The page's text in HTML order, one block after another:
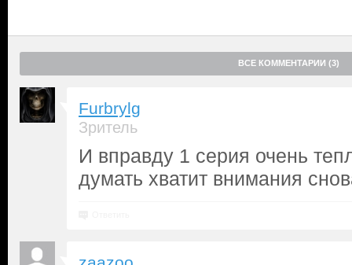
ВСЕ КОММЕНТАРИИ (3)
Furbrylg
Зритель
И вправду 1 серия очень
думать хватит внимания